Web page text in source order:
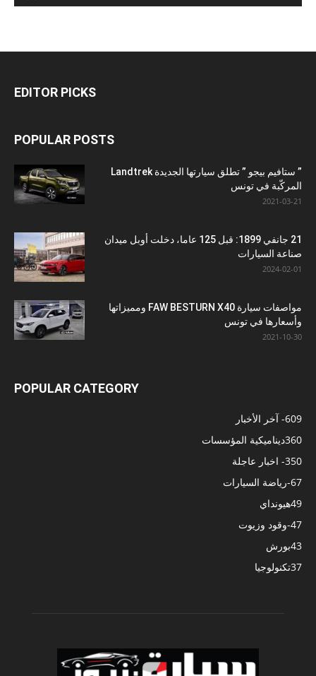
EDITOR PICKS
POPULAR POSTS
” ستافيم بيجو ” تطلق سيارتها الجديدة Landtrek
المركّبة في تونس
2021-03-21
21 جانفي 1899: قبل 125 عاما، دخلت أوبل ميدان
صناعة السيارات
2024-02-01
مواصفات سيارة FAW BESTURN X40 ومميزاتها
وأسعارها في تونس
2021-10-30
POPULAR CATEGORY
- آخر الأخبار609
ديناميكية المؤسسات360
- اخبار عاجلة350
-رياضة السيارات67
هيونداي49
-وقود وزيوت47
بورش43
تكنولوجيا37